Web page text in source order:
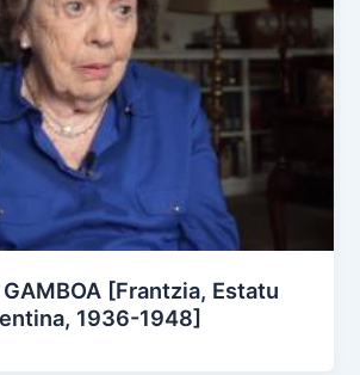
GAMBOA [Frantzia, Estatu
1936-1948]